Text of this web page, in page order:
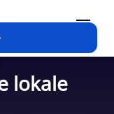
lokale